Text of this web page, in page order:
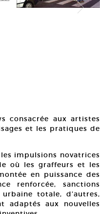
consacrée aux artistes
et les pratiques de
impulsions novatrices
où les graffeurs et les
en puissance des
renforcée, sanctions
totale, d’autres,
adaptés aux nouvelles